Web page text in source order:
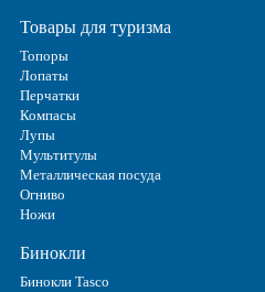
Товары для туризма
Топоры
Лопаты
Перчатки
Компасы
Лупы
Мультитулы
Металлическая посуда
Огниво
Ножи
Бинокли
Бинокли Tasco